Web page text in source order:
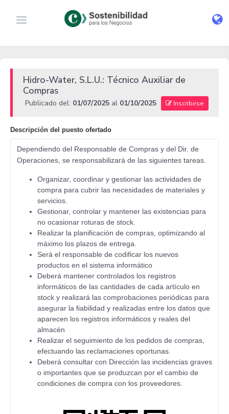
Hidro-Water, S.L.U.: Técnico Auxiliar de
Compras
Publicado del: 01/07/2025 al 01/10/2025 Inscribirse
Descripción del puesto ofertado
Dependiendo del Responsable de Compras y del Dir. de
Operaciones, se responsabilizará de las siguientes tareas.
Organizar, coordinar y gestionar las actividades de
compra para cubrir las necesidades de materiales y
servicios.
Gestionar, controlar y mantener las existencias para
no ocasionar roturas de stock.
Realizar la planificación de compras, optimizando al
máximo los plazos de entrega.
Será el responsable de codificar los nuevos
productos en el sistema informático
Deberá mantener controlados los registros
informáticos de las cantidades de cada artículo en
stock y realizará las comprobaciones periódicas para
asegurar la fiabilidad y realizadas entre los datos que
aparecen los registros informáticos y reales del
almacén
Realizar el seguimiento de los pedidos de compras,
efectuando las reclamaciones oportunas.
Deberá consultar con Dirección las incidencias graves
o importantes que se produzcan por el cambio de
condiciones de compra con los proveedores.